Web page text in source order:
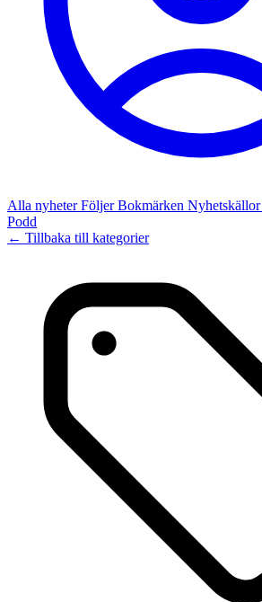
Alla nyheterFöljerBokmärken Nyhetskällor
Podd
← Tillbaka till kategorier